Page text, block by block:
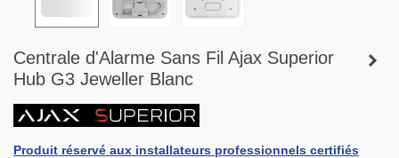
Centrale d'Alarme Sans Fil Ajax Superior
Hub G3 Jeweller Blanc
Produit réservé aux installateurs professionnels certifiés